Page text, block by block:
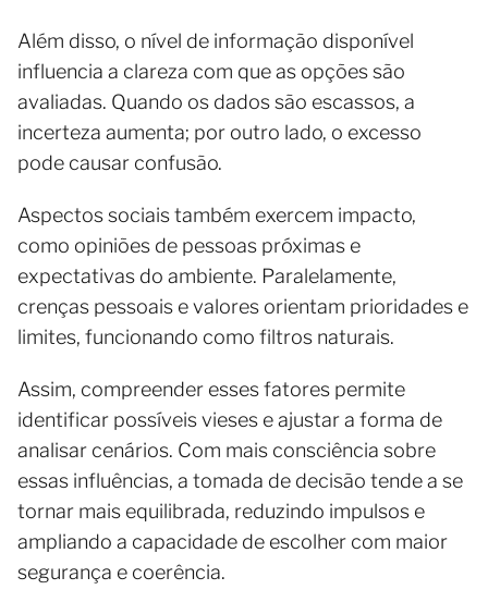
Além disso, o nível de informação disponível
influencia a clareza com que as opções são
avaliadas. Quando os dados são escassos, a
incerteza aumenta; por outro lado, o excesso
pode causar confusão.
Aspectos sociais também exercem impacto,
como opiniões de pessoas próximas e
expectativas do ambiente. Paralelamente,
crenças pessoais e valores orientam prioridades e
limites, funcionando como filtros naturais.
Assim, compreender esses fatores permite
identificar possíveis vieses e ajustar a forma de
analisar cenários. Com mais consciência sobre
essas influências, a tomada de decisão tende a se
tornar mais equilibrada, reduzindo impulsos e
ampliando a capacidade de escolher com maior
segurança e coerência.